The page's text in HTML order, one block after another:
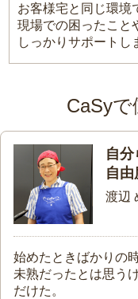
お客様宅と同じ環
現場での困ったこと
しっかりサポートし
CaSy
自分
自由
渡辺
始めたときばかりの
未熟だったとは思う
だけた。